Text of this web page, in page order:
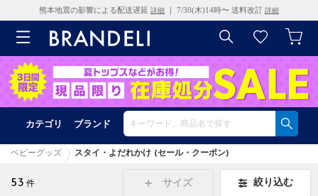
熊本地震の影響による配送遅延 詳細 ｜ 7/30(木)14時〜 送料改訂 詳細
カテゴリ ブランド
ベビーグッズ スタイ・よだれかけ (セール・クーポン)
53 件 サイズ 絞り込む